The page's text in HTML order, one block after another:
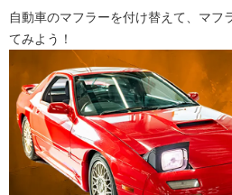
自動車のマフラーを付け替えて、マフ
てみよう！